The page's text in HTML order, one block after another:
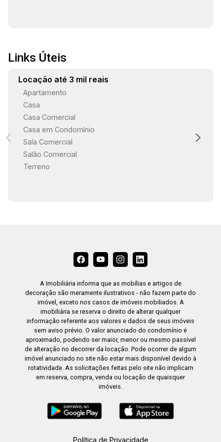
mais informações ou agendar uma visita?
Links Úteis
Locação até 3 mil reais
Apartamento
Casa
Casa Comercial
Casa em Condomínio
Sala Comercial
Salão Comercial
Terreno
A Imobiliária informa que as mobílias e artigos de
decoração são meramente ilustrativos - não fazem parte do
imóvel, exceto nos casos de imóveis mobiliados. A
imobiliária se reserva o direito de alterar qualquer
informação referente aos valores e dados de seus imóveis
sem aviso prévio. O valor anunciado do condomínio é
aproximado, podendo ser maior, menor ou mesmo passível
de alteração no decorrer da locação. Pode ocorrer de algum
imóvel anunciado no site não estar mais disponível devido à
rotatividade. As solicitações feitas pelo site não implicam
em reserva, compra, venda ou locação de quaisquer
imóveis.
Política de Privacidade